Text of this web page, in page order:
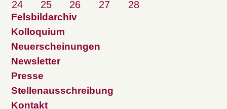
24
25 26 27 28
Felsbildarchiv
Kolloquium
Neuerscheinungen
Newsletter
Presse
Stellenausschreibung
Kontakt